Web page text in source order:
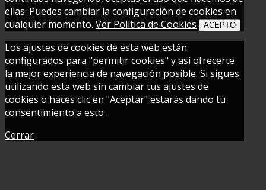
ellas. Puedes cambiar la configuración de cookies en
cualquier momento. Ver Política de Cookies ACEPTO
Los ajustes de cookies de esta web están
configurados para "permitir cookies" y así ofrecerte
la mejor experiencia de navegación posible. Si sigues
utilizando esta web sin cambiar tus ajustes de
cookies o haces clic en "Aceptar" estarás dando tu
consentimiento a esto.
Cerrar